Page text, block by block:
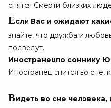
снятся Смерти близких
Если Вас и ожидают
знайте, что дружба и
подведут.
Иностранецпо соннику
Иностранец снится во сне,
Видеть во сне